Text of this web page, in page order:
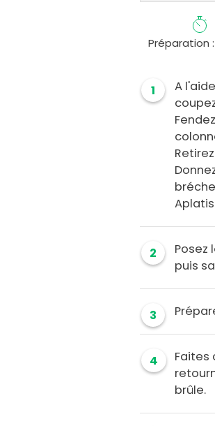
Préparation :
1
A
2
Posez
puis
3
4
Faites
brûle.